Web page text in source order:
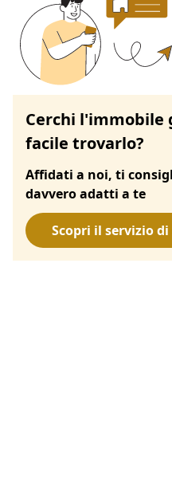
Cerchi l'immobile
facile trovarlo?
Affidati a noi, ti
davvero adatti a te
Scopri il servizio